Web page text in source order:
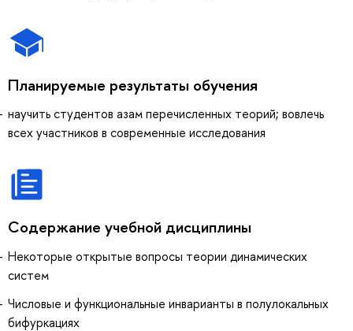
Планируемые результаты обучения
научить студентов азам перечисленных теорий; вовлечь
всех участников в современные исследования
Содержание учебной дисциплины
Некоторые открытые вопросы теории динамических
систем
Числовые и функциональные инварианты в полулокальных
бифуркациях